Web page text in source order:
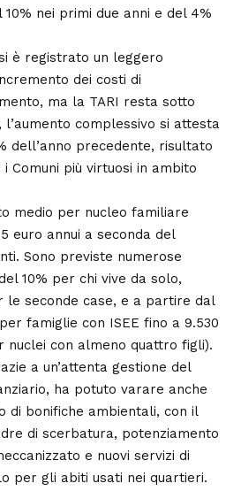
10% nei primi due anni e del 4%
è registrato un leggero
dei costi di
ma la TARI resta sotto
complessivo si attesta
dell’anno precedente, risultato
Comuni più virtuosi in ambito
medio per nucleo familiare
euro annui a seconda del
Sono previste numerose
10% per chi vive da solo,
le seconde case, e a partire dal
famiglie con ISEE fino a 9.530
nuclei con almeno quattro figli).
a un’attenta gestione del
ha potuto varare anche
di bonifiche ambientali, con il
di scerbatura, potenziamento
e nuovi servizi di
per gli abiti usati nei quartieri.